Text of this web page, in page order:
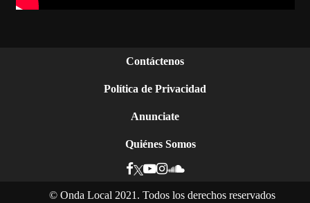
Contáctenos
Política de Privacidad
Anunciate
Quiénes Somos
© Onda Local 2021. Todos los derechos reservados